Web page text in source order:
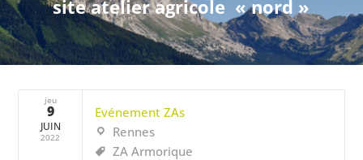
site atelier agricole « nord »
jeu
9
JUIN
2022
Evénement ZAs
Rennes
ZA Armorique